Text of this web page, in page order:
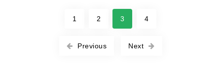
Previous
1 2 3 4
Next